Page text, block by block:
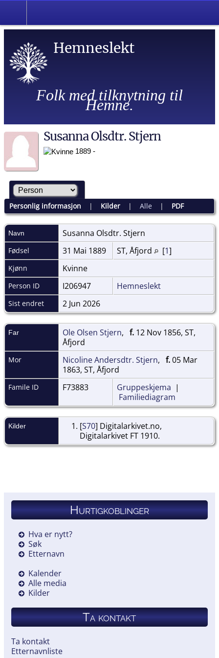
Hemneslekt
Folk med tilknytning til
Hemne.
Susanna Olsdtr. Stjern
1889 -
Personlig informasjon | Kilder| Alle| PDF
Navn Susanna Olsdtr. Stjern
Fødsel 31 Mai 1889 ST, Åfjord [1]
Kjønn Kvinne
Person ID I206947 Hemneslekt
Sist endret 2 Jun 2026
Far Ole Olsen Stjern, f. 12 Nov 1856, ST,
Åfjord
Mor Nicoline Andersdtr. Stjern, f.05 Mar
1863, ST, Åfjord
Famile ID F73883 Gruppeskjema |
Familiediagram
Kilder [S70] Digitalarkivet.no,
Digitalarkivet FT 1910.
Hurtigkoblinger
Hva er nytt?
Søk
Etternavn
Kalender
Alle media
Kilder
Ta kontakt
Ta kontakt
Etternavnliste